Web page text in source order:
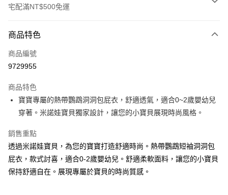
宅配滿NT$500免運
信用卡一次付款
LINE Pay
街口支付
悠遊付
ATM付款
運送方式
宅配
商品特色
商品編號
9729955
商品特色
寶寶專屬的熱帶鸚鵡洞洞包屁衣，舒適透氣，適合0~2歲嬰幼兒
穿著。米諾娃寶貝獨家設計，讓您的小寶貝展現時尚風格。
銷售重點
透過米諾娃寶貝，為您的寶寶打造舒適時尚。熱帶鸚鵡短袖洞洞包
屁衣，款式討喜，適合0-2歲嬰幼兒。舒適柔軟面料，讓您的小寶貝
保持舒適自在。展現專屬於寶貝的時尚質感。